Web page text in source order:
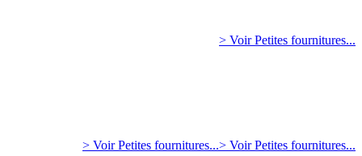
> Voir Petites fournitures...
> Voir Petites fournitures...
> Voir Petites fournitures...